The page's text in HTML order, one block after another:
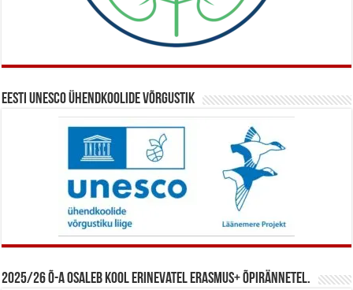
Eesti UNESCO ühendkoolide võrgustik
2025/26 õ-a osaleb kool erinevatel Erasmus+ õpirännetel.